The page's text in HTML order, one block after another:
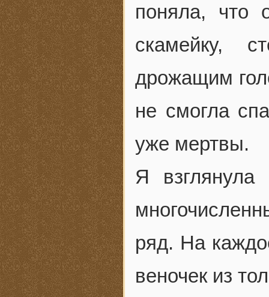
поняла, что
скамейку,
дрожащим
не смогла
уже мертвы.
Я взглянула
ряд. На
веночек из